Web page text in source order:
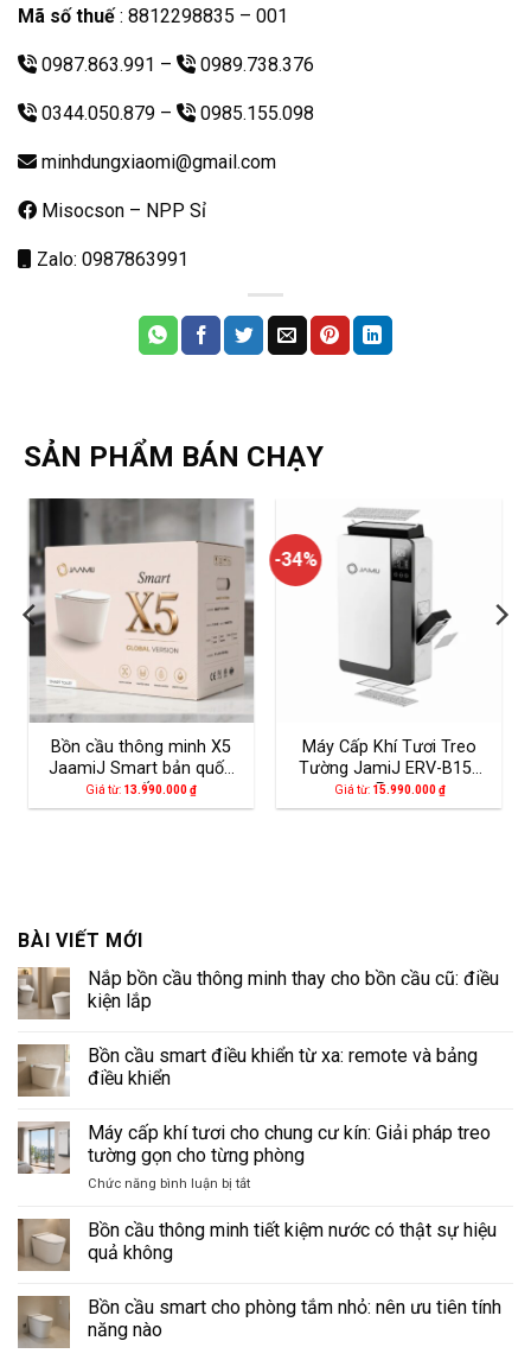
Mã số thuế: 8812298835 – 001
0987.863.991 – 0989.738.376
0344.050.879 – 0985.155.098
minhdungxiaomi@gmail.com
Misocson – NPP Sỉ
Zalo: 0987863991
SẢN PHẨM BÁN CHẠY
Bồn cầu thông minh X5
JaamiJ Smart bản quốc
tế
Giá từ: 13.990.000₫
-34%
Máy Cấp Khí Tươi Treo
Tường JamiJ ERV-B150
Pro
Giá từ: 15.990.000₫
BÀI VIẾT MỚI
Nắp bồn cầu thông minh thay cho bồn cầu cũ: điều
kiện lắp
bình
luận
ở
cầu
thông
minh
thay
cầu
cũ:
điều
Bồn cầu smart điều khiển từ xa: remote và bảng
điều khiển
bình
luận
ở
Bồn
điều
khiển
từ
và
bảng
điều
Máy cấp khí tươi cho chung cư kín: Giải pháp treo
tường gọn cho từng phòng
Chức năng bình luận bị tắtở
cấp
chung
Bồn cầu thông minh tiết kiệm nước có thật sự hiệu
quả không
bình
luận
ở
Bồn cầu smart cho phòng tắm nhỏ: nên ưu tiên tính
năng nào